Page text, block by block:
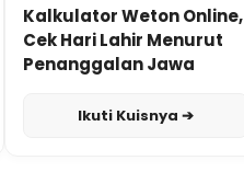
Kalkulator Weton Online,
Cek Hari Lahir Menurut
Penanggalan Jawa
Ikuti Kuisnya ➔